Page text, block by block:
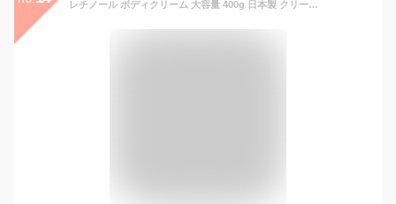
レチノール ボディクリーム 大容量 400g 日本製 クリーム しっとり すべすべ 乾燥 二の腕 ざらつき ボディケア 全身 セラミド ひじ ひざ 背中 高保湿 ボディ 美容 ビタミンA 公式 Mon BAACE モンバーチェ レチノボディ AAボディクリーム 【おすすめ】